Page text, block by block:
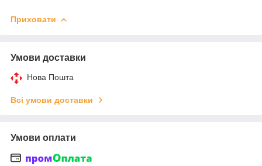
Приховати
Умови доставки
Нова Пошта
Всі умови доставки
Умови оплати